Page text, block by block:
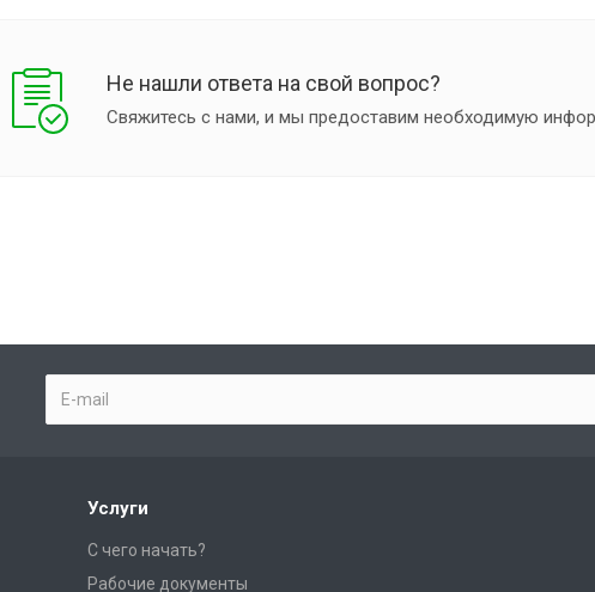
Не нашли ответа на свой вопрос?
Свяжитесь с нами, и мы предоставим необходимую
Услуги
С чего начать?
Рабочие документы